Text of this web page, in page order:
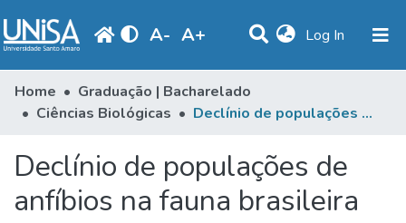
A- A+ Log In (current)
Communities & Collections
Browse
Produção Docente
Home
Graduação | Bacharelado
Ciências Biológicas
Declínio de populações de anfíbios na fauna brasileira
Declínio de populações de
anfíbios na fauna brasileira